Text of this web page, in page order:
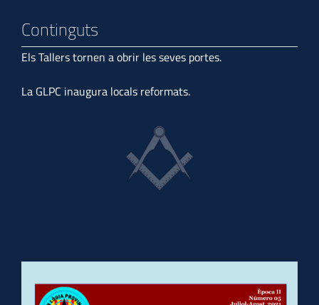
Continguts
Els Tallers tornen a obrir les seves portes.
La GLPC inaugura locals reformats.